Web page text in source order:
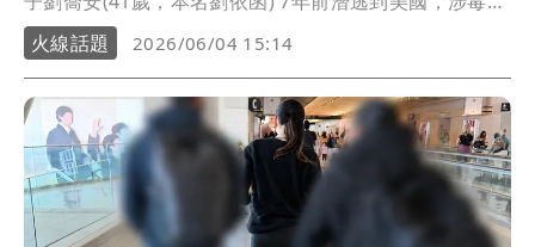
品、詐欺、侵占等案遭通緝，去年1月因川普掃蕩非法移
民而落網，她多次申請政治庇護遭駁回，台美官員已將
她押解上飛機，預定今晚抵台，而美國機場押解畫面也
曝光了。
火線話題 2026/06/04 15:14